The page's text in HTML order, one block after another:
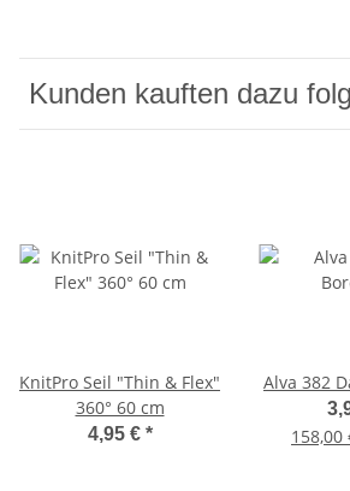
Kunden kauften dazu
KnitPro Seil "Thin & Flex"
360° 60 cm
4,95 € *
Alva 382
158,00